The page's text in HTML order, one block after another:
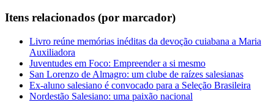
Itens relacionados (por marcador)
Livro reúne memórias inéditas da devoção cuiabana a Maria
Auxiliadora
Juventudes em Foco: Empreender a si mesmo
San Lorenzo de Almagro: um clube de raízes salesianas
Ex-aluno salesiano é convocado para a Seleção Brasileira
Nordestão Salesiano: uma paixão nacional